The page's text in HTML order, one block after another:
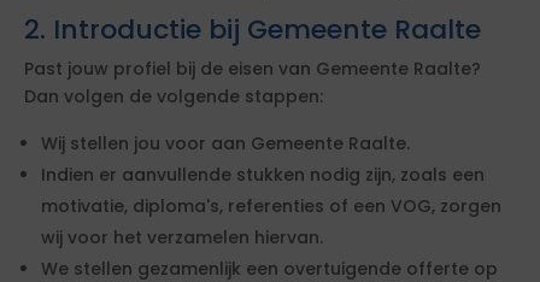
2. Introductie bij Gemeente Raalte
Past jouw profiel bij de eisen van Gemeente Raalte?
Dan volgen de volgende stappen:
Wij stellen jou voor aan Gemeente Raalte.
Indien er aanvullende stukken nodig zijn, zoals een
motivatie, diploma's, referenties of een VOG, zorgen
wij voor het verzamelen hiervan.
We stellen gezamenlijk een overtuigende offerte op